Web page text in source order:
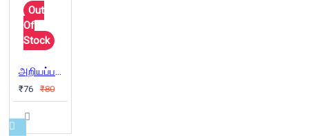
Out
Of
Stock
அறியப்பட வேண்டிய தமிழகம்
₹76 ₹80